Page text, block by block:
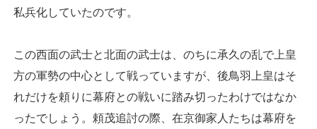
私兵化していたのです。
この西面の武士と北面の武士は、のちに承久の乱で上皇
方の軍勢の中心として戦っていますが、後鳥羽上皇はそ
れだけを頼りに幕府との戦いに踏み切ったわけではなか
ったでしょう。頼茂追討の際、在京御家人たちは幕府を